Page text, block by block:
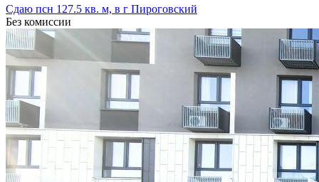
Сдаю псн 127.5 кв. м, в г Пироговский
Без комиссии